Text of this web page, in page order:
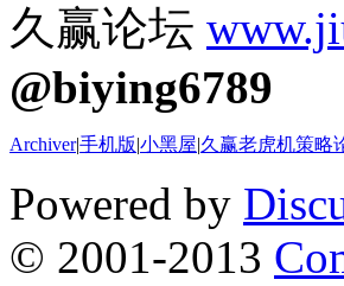
久赢论坛
@biying6789
Archiver|手机版|小黑屋|久赢老虎机策略
Powered by
© 2001-2013